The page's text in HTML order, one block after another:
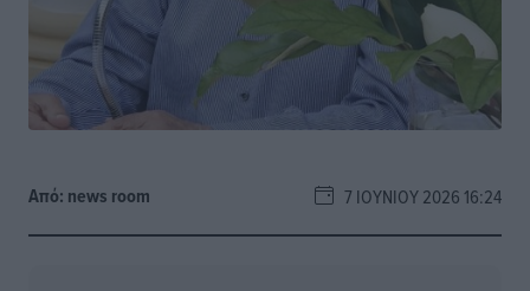
Από: news room 7 ΙΟΥΝΊΟΥ 2026 16:24